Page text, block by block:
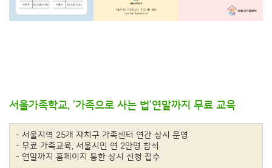
서울가족학교, ‘가족으로 사는 법’연말까지 무료 교육
- 서울지역 25개 자치구 가족센터 연간 상시 운영
- 무료 가족교육, 서울시민 연 2만명 참석
- 연말까지 홈페이지 통한 상시 신청 접수